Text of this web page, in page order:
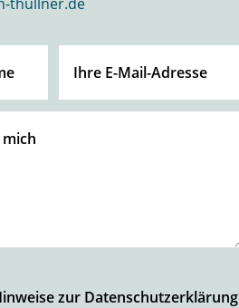
zur Datenschutzerklärung